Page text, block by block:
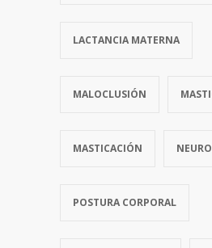
LACTANCIA MATERNA
MALOCLUSIÓN
MASTICACIÓN
POSTURA CORPORAL